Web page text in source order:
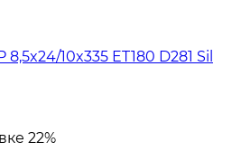
10x335 ET180 D281 Sil
22%